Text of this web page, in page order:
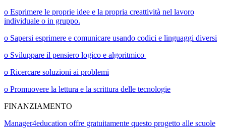
o Esprimere le proprie idee e la propria creattività nel lavoro
individuale o in gruppo.
o Sapersi esprimere e comunicare usando codici e linguaggi diversi
o Sviluppare il pensiero logico e algoritmico
o Ricercare soluzioni ai problemi
o Promuovere la lettura e la scrittura delle tecnologie
FINANZIAMENTO
Manager4education offre gratuitamente questo progetto alle scuole